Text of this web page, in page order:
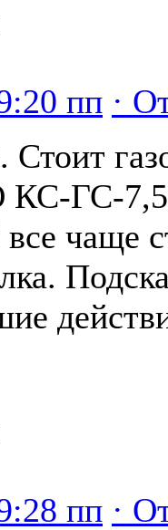
пп ·
Стоит
КС-ГС-
чаще
пп ·